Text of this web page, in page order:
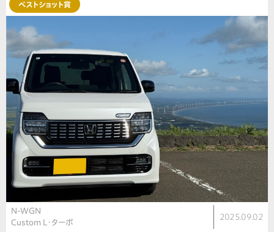
ベストショット賞
N-WGN
Custom L・ターボ
2025.09.02